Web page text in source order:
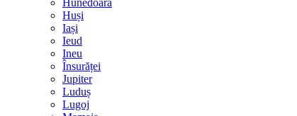
Hunedoara
Huși
Iași
Ieud
Ineu
Însurăței
Jupiter
Luduș
Lugoj